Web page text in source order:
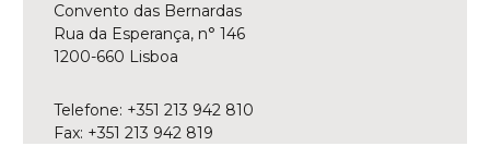
Convento das Bernardas
Rua da Esperança, n° 146
1200-660 Lisboa
Telefone: +351 213 942 810
Fax: +351 213 942 819